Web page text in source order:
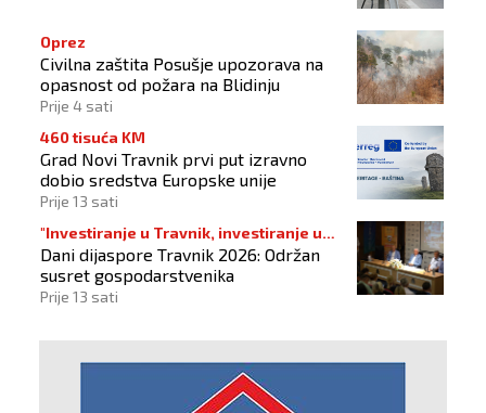
Oprez
Civilna zaštita Posušje upozorava na
opasnost od požara na Blidinju
Prije 4 sati
460 tisuća KM
Grad Novi Travnik prvi put izravno
dobio sredstva Europske unije
Prije 13 sati
"Investiranje u Travnik, investiranje u
budućnost"
Dani dijaspore Travnik 2026: Održan
susret gospodarstvenika
Prije 13 sati